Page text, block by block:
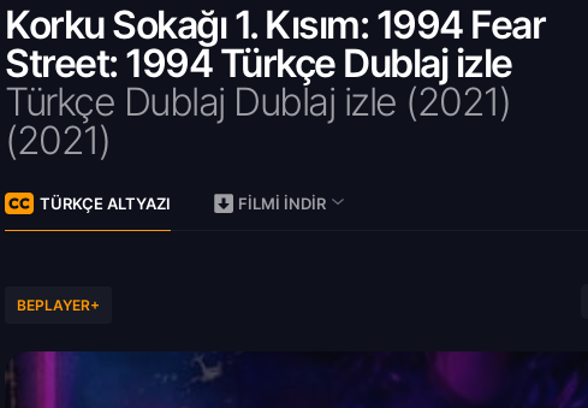
Korku Sokağı 1. Kısım: 1994 Fear
Street: 1994 Türkçe Dublaj izle
Türkçe Dublaj Dublaj izle (2021)
(2021)
TÜRKÇE ALTYAZI FILMI İNDIR
BEPLAYER+